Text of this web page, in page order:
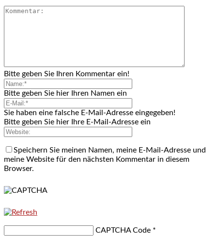
Bitte geben Sie Ihren Kommentar ein!
Bitte geben Sie hier Ihren Namen ein
Sie haben eine falsche E-Mail-Adresse eingegeben!
Bitte geben Sie hier Ihre E-Mail-Adresse ein
Speichern Sie meinen Namen, meine E-Mail-Adresse und
meine Website für den nächsten Kommentar in diesem
Browser.
CAPTCHA Code *